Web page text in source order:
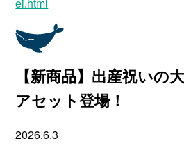
ei.html
【新商品】出産祝いの
アセット登場！
2026.6.3